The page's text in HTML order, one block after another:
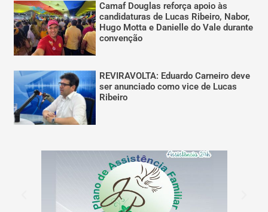
Camaf Douglas reforça apoio às
candidaturas de Lucas Ribeiro, Nabor,
Hugo Motta e Danielle do Vale durante
convenção
REVIRAVOLTA: Eduardo Carneiro deve
ser anunciado como vice de Lucas
Ribeiro